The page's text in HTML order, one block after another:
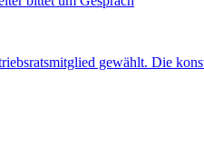
gewählt. Die